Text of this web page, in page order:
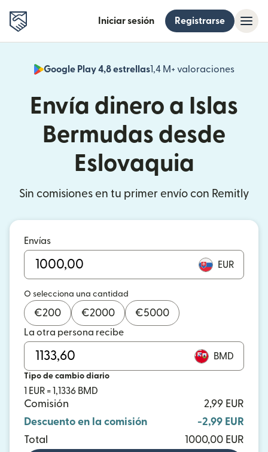
Iniciar sesión Registrarse
Google Play 4,8 estrellas1,4 M+ valoraciones
(se
Envía dinero a Islas
Bermudas desde
Eslovaquia
Sin comisiones en tu primer envío con Remitly
Envías
EUR
O selecciona una cantidad
€200 €2000 €5000
La otra persona recibe
BMD
Tipo de cambio diario
1 EUR = 1,1336 BMD
Comisión
2,99 EUR
Descuento en la comisión
-2,99 EUR
Total
1000,00 EUR